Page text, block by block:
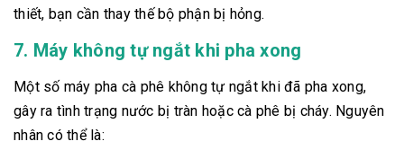
thiết, bạn cần thay thế bộ phận bị hỏng.
7. Máy không tự ngắt khi pha xong
Một số máy pha cà phê không tự ngắt khi đã pha xong,
gây ra tình trạng nước bị tràn hoặc cà phê bị cháy. Nguyên
nhân có thể là: